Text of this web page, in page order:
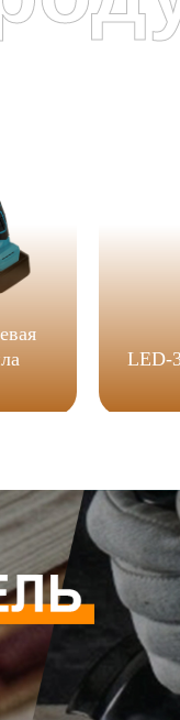
LED-